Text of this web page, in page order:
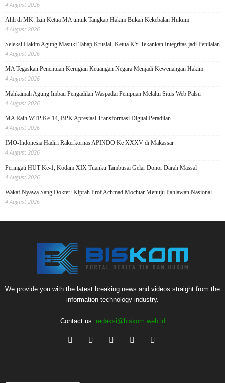
4 August 2026
Ahli di MK: Izin Ketua MA untuk Tangkap Hakim Bukan Kekebalan Hukum
4 August 2026
Seleksi Hakim Agung Masuki Tahap Krusial, Ketua KY Tekankan Integritas jadi Penilaian
4 August 2026
MA Tegaskan Penentuan Kerugian Keuangan Negara Menjadi Kewenangan Hakim
4 August 2026
Mahkamah Agung Imbau Pengadilan Waspadai Penipuan Melalui Situs Web Palsu
4 August 2026
MA Raih WTP Ke-14, BPK Apresiasi Transformasi Digital Peradilan
4 August 2026
IMO-Indonesia Hadiri Rakerkornas APINDO Ke XXXV di Makassar
4 August 2026
Peringati HUT Ke-1, Kodam XIX Tuanku Tambusai Gelar Donor Darah Massal
4 August 2026
Wakaf Nyawa Sang Dokter: Kiprah Prof Achmad Mochtar Menuju Pahlawan Nasional
4 August 2026
We provide you with the latest breaking news and videos straight from the
information technology industry.
Contact us: redaksi@biskom.web.id